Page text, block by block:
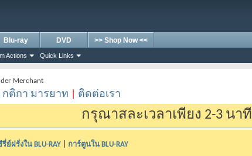
Actions Quick Links
Blu-ray DVD >> Shop Now <<
Merchant
กติกา มารยาท ติดต่อเรา
กรุณาสละเวลาเพียง 2-3 นาที
ย์ฝรั่งใน BLU-RAY การ์ตูนใน BLU-RAY